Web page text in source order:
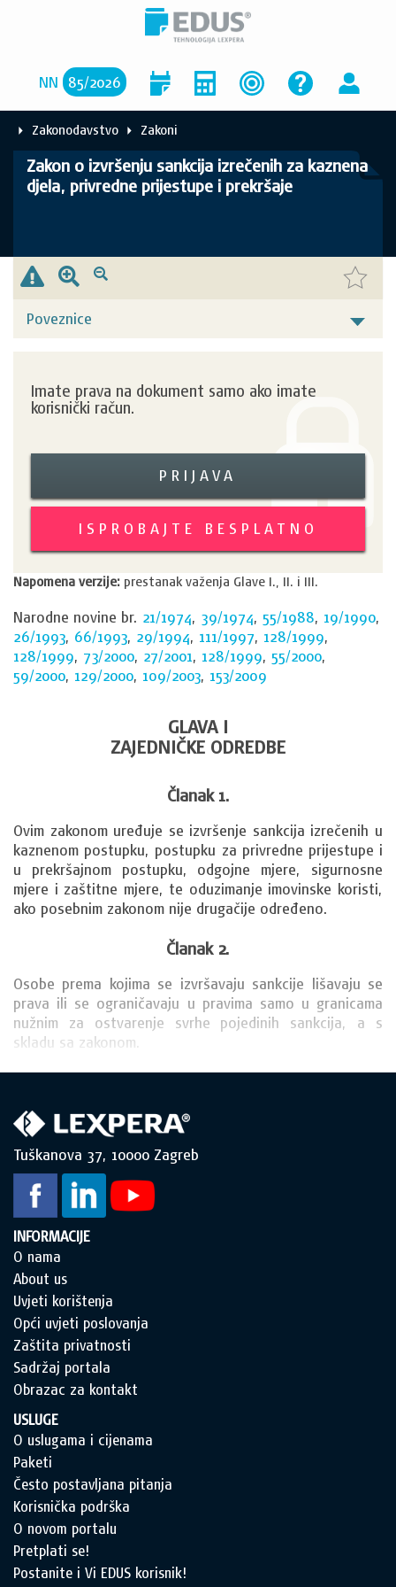
NN 85/2026
Zakonodavstvo Zakoni
Zakon o izvršenju sankcija izrečenih za kaznena
djela, privredne prijestupe i prekršaje
Poveznice
Imate prava na dokument samo ako imate
korisnički račun.
PRIJAVA
ISPROBAJTE BESPLATNO
Napomena verzije: prestanak važenja Glave I., II. i III.
Narodne novine br. 21/1974, 39/1974, 55/1988, 19/1990,
26/1993, 66/1993, 29/1994, 111/1997, 128/1999,
128/1999, 73/2000, 27/2001, 128/1999, 55/2000,
59/2000, 129/2000, 109/2003, 153/2009
GLAVA I
ZAJEDNIČKE ODREDBE
Članak 1.
Ovim zakonom uređuje se izvršenje sankcija izrečenih u
kaznenom postupku, postupku za privredne prijestupe i
u prekršajnom postupku, odgojne mjere, sigurnosne
mjere i zaštitne mjere, te oduzimanje imovinske koristi,
ako posebnim zakonom nije drugačije određeno.
Članak 2.
Osobe prema kojima se izvršavaju sankcije lišavaju se
prava ili se ograničavaju u pravima samo u granicama
nužnim za ostvarenje svrhe pojedinih sankcija, a s
skladu sa zakonom.
Tuškanova 37, 10000 Zagreb
INFORMACIJE
O nama
About us
Uvjeti korištenja
Opći uvjeti poslovanja
Zaštita privatnosti
Sadržaj portala
Obrazac za kontakt
USLUGE
O uslugama i cijenama
Paketi
Često postavljana pitanja
Korisnička podrška
O novom portalu
Pretplati se!
Postanite i Vi EDUS korisnik!